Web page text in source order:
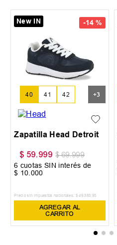
-14 %
New IN
40 41 42 +3
Zapatilla Head Detroit
$ 59.999 $ 69.999
6 cuotas SIN interés de
$ 10 000
Precio sin impuestos nacionales: $ 49.585,95
AGREGAR AL
CARRITO